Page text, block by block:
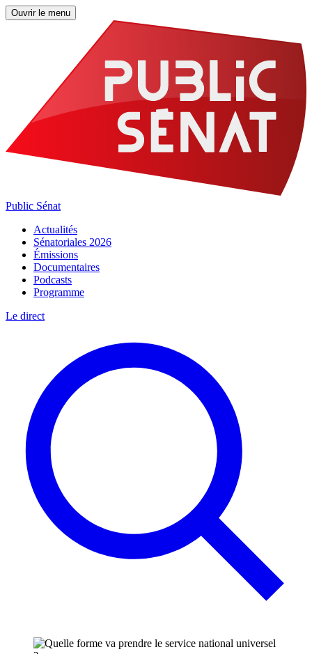
Ouvrir le menu
Public Sénat
Actualités
Sénatoriales 2026
Émissions
Documentaires
Podcasts
Programme
Le direct